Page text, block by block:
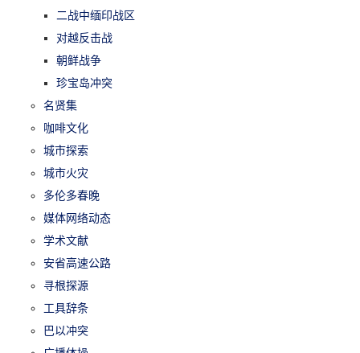
二战中缅印战区
对越反击战
朝鲜战争
珍宝岛冲突
名贤集
咖啡文化
城市探索
城市火灾
多伦多春晚
媒体网络动态
学术文献
安省高速公路
寻根探源
工具辞条
巴以冲突